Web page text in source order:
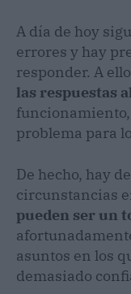
A día de hoy
errores y hay
responder. A
las respuestas
problema para
De hecho, hay
circunstancias
pueden ser un
asuntos en los
demasiado